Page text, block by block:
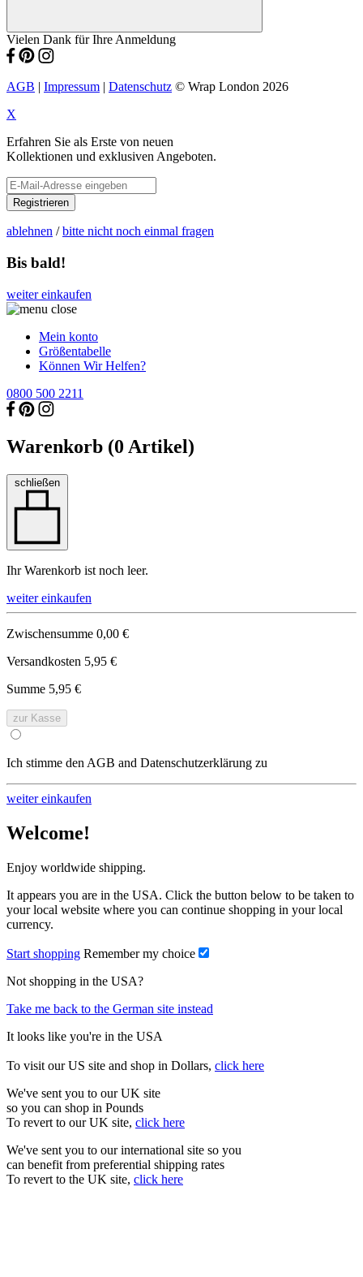
Vielen Dank für Ihre Anmeldung
AGB | Impressum | Datenschutz © Wrap London 2026
X
Erfahren Sie als Erste von neuen
Kollektionen und exklusiven Angeboten.
Registrieren
ablehnen /bitte nicht noch einmal fragen
Bis bald!
weiter einkaufen
Mein konto
Größentabelle
Können Wir Helfen?
0800 500 2211
Warenkorb (0 Artikel)
schließen
Ihr Warenkorb ist noch leer.
weiter einkaufen
Zwischensumme 0,00 €
Versandkosten 5,95 €
Summe 5,95 €
zur Kasse
Ich stimme den AGB and Datenschutzerklärung zu
weiter einkaufen
Welcome!
Enjoy worldwide shipping.
It appears you are in the USA. Click the button below to be taken to
your local website where you can continue shopping in your local
currency.
Start shopping Remember my choice
Not shopping in the USA?
Take me back to the German site instead
It looks like you're in the USA
To visit our US site and shop in Dollars, click here
We've sent you to our UK site
so you can shop in Pounds
To revert to our UK site, click here
We've sent you to our international site so you
can benefit from preferential shipping rates
To revert to the UK site, click here